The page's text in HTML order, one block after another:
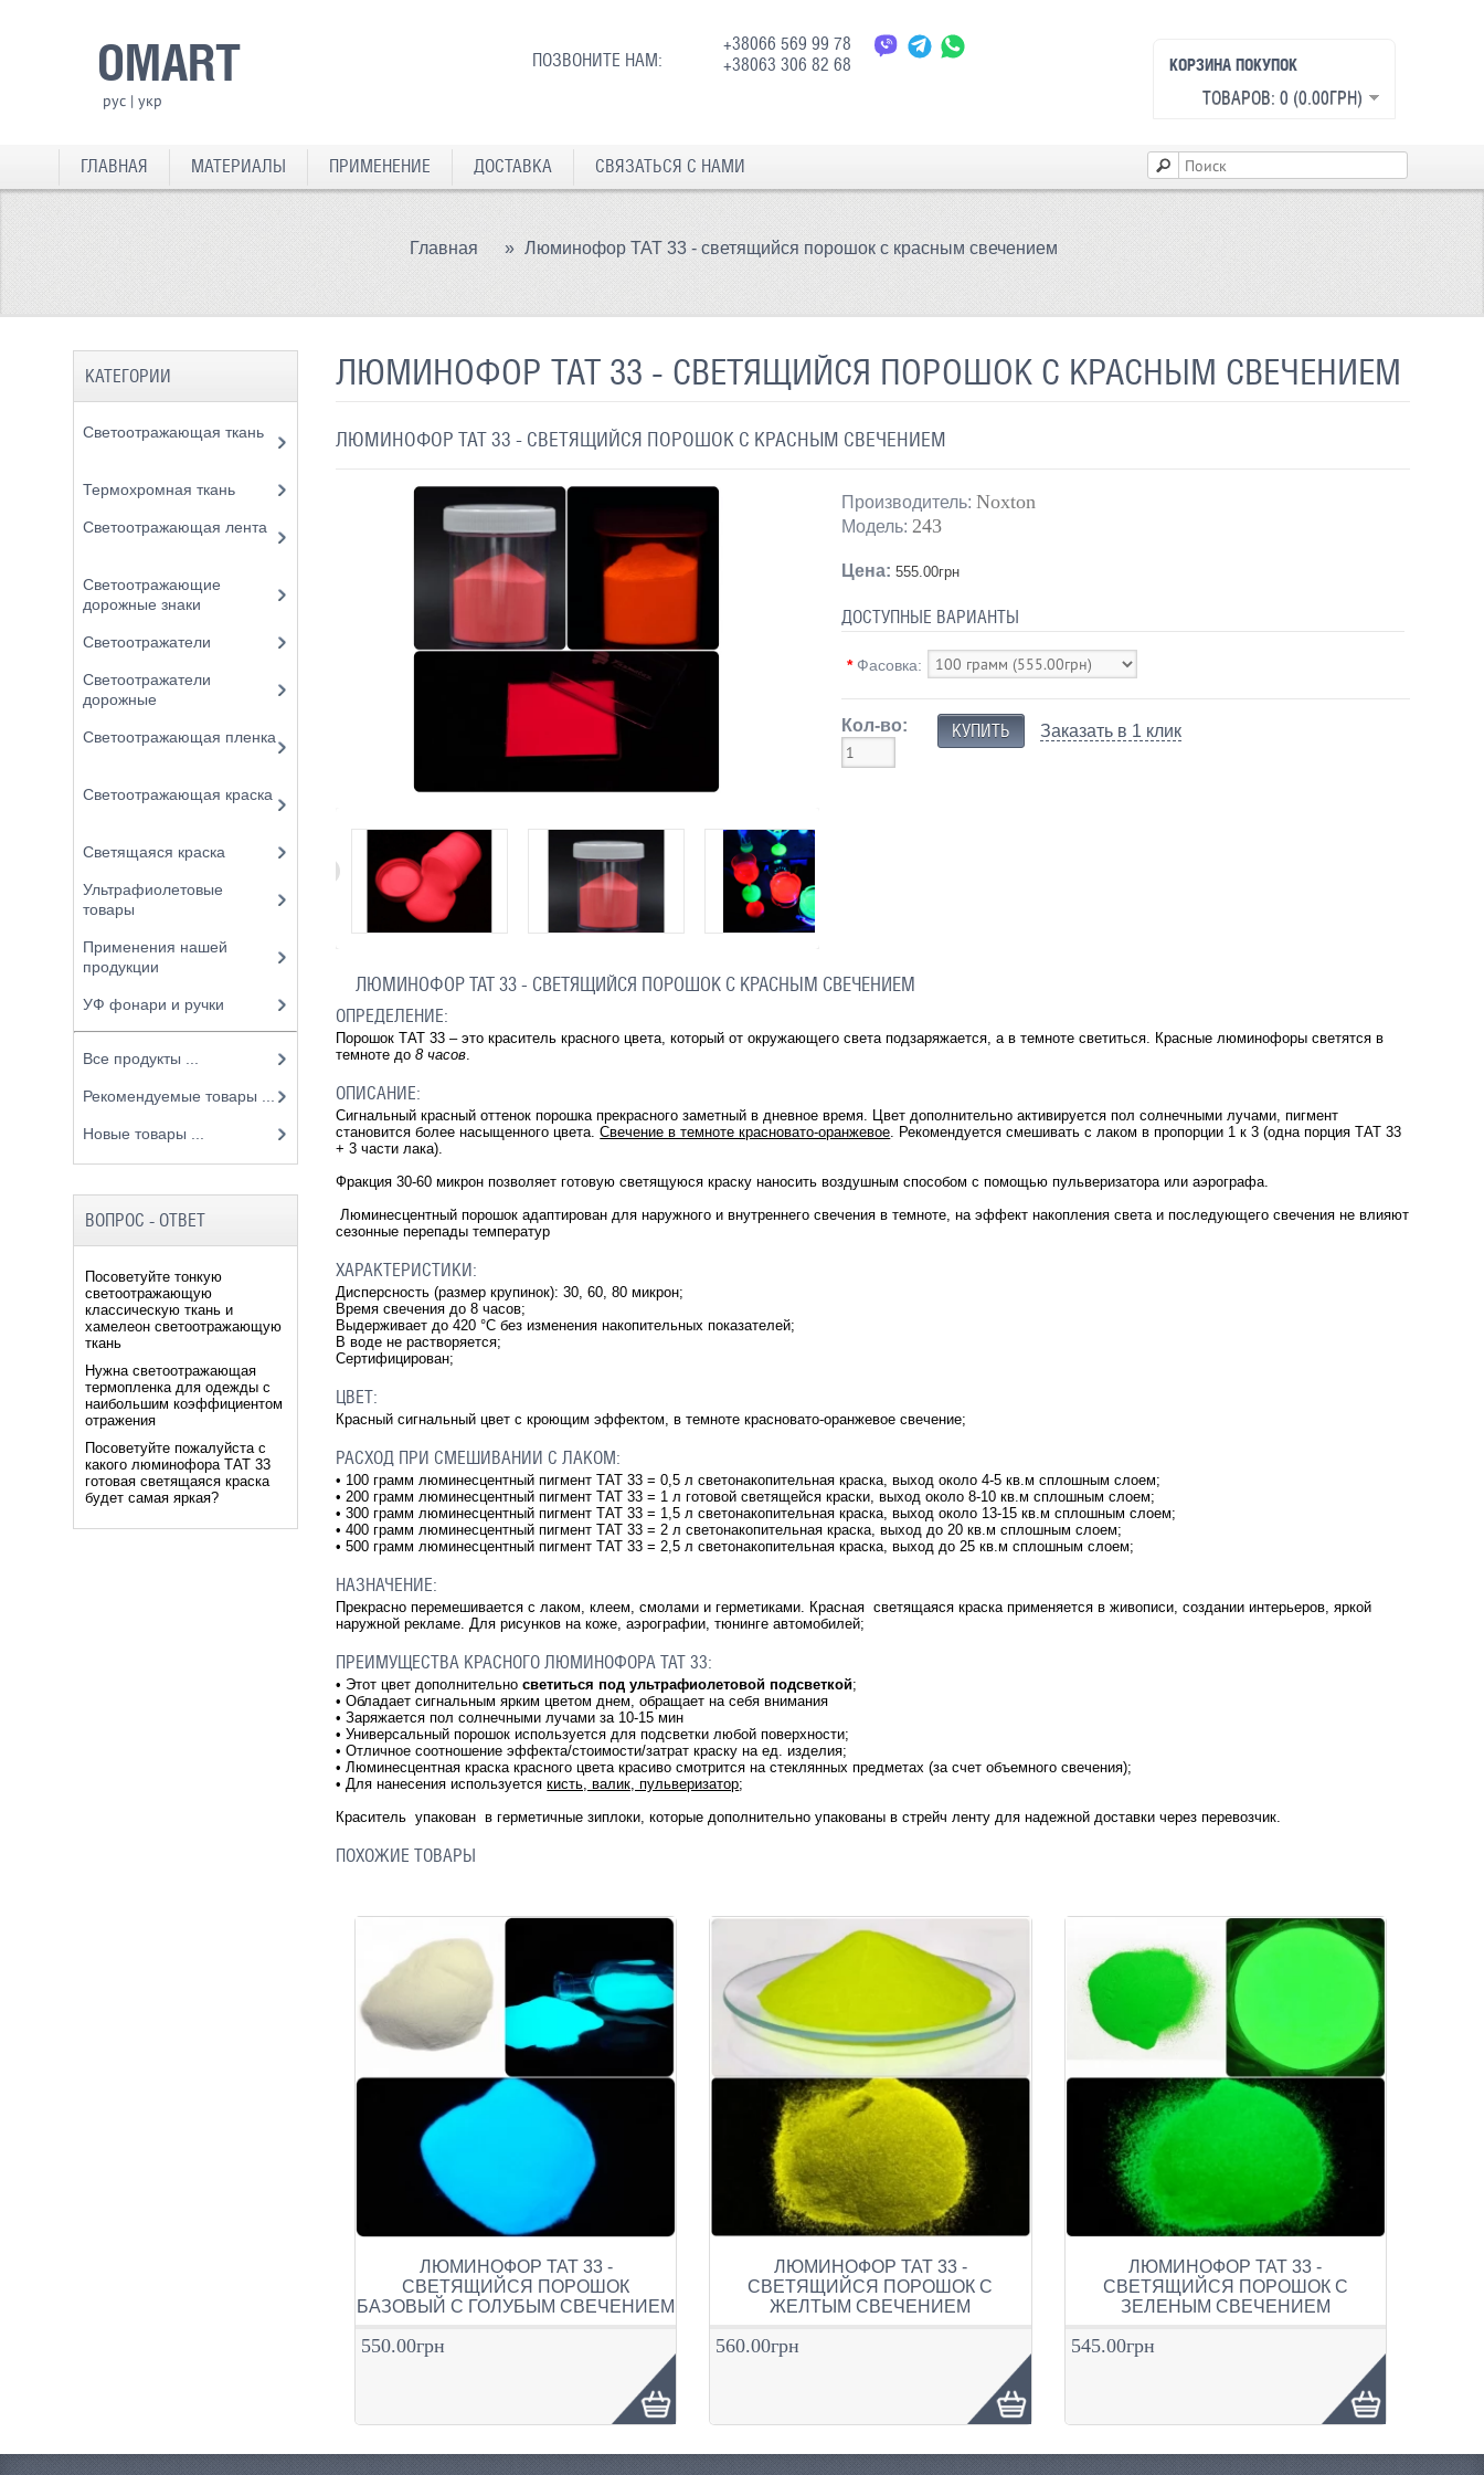
OMART
рус |укр
ПОЗВОНИТЕ НАМ:
+38066 569 99 78
+38063 306 82 68
КОРЗИНА ПОКУПОК
ТОВАРОВ: 0 (0.00ГРН)
ГЛАВНАЯ МАТЕРИАЛЫ ПРИМЕНЕНИЕ ДОСТАВКА СВЯЗАТЬСЯ С НАМИ
Главная » Люминофор ТАТ 33 - светящийся порошок с красным свечением
ЛЮМИНОФОР ТАТ 33 - СВЕТЯЩИЙСЯ ПОРОШОК С КРАСНЫМ СВЕЧЕНИЕМ
ЛЮМИНОФОР ТАТ 33 - СВЕТЯЩИЙСЯ ПОРОШОК С КРАСНЫМ СВЕЧЕНИЕМ
Производитель: Noxton
Модель: 243
Цена: 555.00грн
ДОСТУПНЫЕ ВАРИАНТЫ
* Фасовка:
Кол-во: Заказать в 1 клик
ЛЮМИНОФОР ТАТ 33 - СВЕТЯЩИЙСЯ ПОРОШОК С КРАСНЫМ СВЕЧЕНИЕМ
ОПРЕДЕЛЕНИЕ:
Порошок ТАТ 33 – это краситель красного цвета, который от окружающего света подзаряжается, а в темноте светиться. Красные люминофоры светятся в
темноте до8 часов
ОПИСАНИЕ:
Сигнальный красный оттенок порошка прекрасного заметный в дневное время. Цвет дополнительно активируется пол солнечными лучами, пигмент
становится более насыщенного цвета.Свечение в темноте красновато-оранжевое . Рекомендуется смешивать с лаком в пропорции 1 к 3 (одна порция ТАТ 33
+ 3 части лака).
Фракция 30-60 микрон позволяет готовую светящуюся краску наносить воздушным способом с помощью пульверизатора или аэрографа.
Люминесцентный порошок адаптирован для наружного и внутреннего свечения в темноте, на эффект накопления света и последующего свечения не влияют
сезонные перепады температур
ХАРАКТЕРИСТИКИ:
Дисперсность (размер крупинок): 30, 60, 80 микрон;
Время свечения до 8 часов;
Выдерживает до 420 °C без изменения накопительных показателей;
В воде не растворяется;
Сертифицирован;
ЦВЕТ:
Красный сигнальный цвет с кроющим эффектом, в темноте красновато-оранжевое свечение;
РАСХОД ПРИ СМЕШИВАНИИ С ЛАКОМ:
• 100 грамм люминесцентный пигмент ТАТ 33 = 0,5 л светонакопительная краска, выход около 4-5 кв.м сплошным слоем;
• 200 грамм люминесцентный пигмент ТАТ 33 = 1 л готовой светящейся краски, выход около 8-10 кв.м сплошным слоем;
• 300 грамм люминесцентный пигмент ТАТ 33 = 1,5 л светонакопительная краска, выход около 13-15 кв.м сплошным слоем;
• 400 грамм люминесцентный пигмент ТАТ 33 = 2 л светонакопительная краска, выход до 20 кв.м сплошным слоем;
• 500 грамм люминесцентный пигмент ТАТ 33 = 2,5 л светонакопительная краска, выход до 25 кв.м сплошным слоем;
НАЗНАЧЕНИЕ:
Прекрасно перемешивается с лаком, клеем, смолами и герметиками. Красная светящаяся краска применяется в живописи, создании интерьеров, яркой
наружной рекламе. Для рисунков на коже, аэрографии, тюнинге автомобилей;
ПРЕИМУЩЕСТВА КРАСНОГО ЛЮМИНОФОРА ТАТ 33:
• Этот цвет дополнительносветиться под ультрафиолетовой подсветкой;
• Обладает сигнальным ярким цветом днем, обращает на себя внимания
• Заряжается пол солнечными лучами за 10-15 мин
• Универсальный порошок используется для подсветки любой поверхности;
• Отличное соотношение эффекта/стоимости/затрат краску на ед. изделия;
• Люминесцентная краска красного цвета красиво смотрится на стеклянных предметах (за счет объемного свечения);
• Для нанесения используетсякисть, валик, пульверизатор;
Краситель упакован в герметичные зиплоки, которые дополнительно упакованы в стрейч ленту для надежной доставки через перевозчик.
ПОХОЖИЕ ТОВАРЫ
ЛЮМИНОФОР ТАТ 33 -
СВЕТЯЩИЙСЯ ПОРОШОК
БАЗОВЫЙ С ГОЛУБЫМ СВЕЧЕНИЕМ
550.00грн
ЛЮМИНОФОР ТАТ 33 -
СВЕТЯЩИЙСЯ ПОРОШОК С
ЖЕЛТЫМ СВЕЧЕНИЕМ
560.00грн
ЛЮМИНОФОР ТАТ 33 -
СВЕТЯЩИЙСЯ ПОРОШОК С
ЗЕЛЕНЫМ СВЕЧЕНИЕМ
545.00грн
КАТЕГОРИИ
Светоотражающая ткань
Термохромная ткань
Светоотражающая лента
Светоотражающие
дорожные знаки
Светоотражатели
Светоотражатели
дорожные
Светоотражающая пленка
Светоотражающая краска
Светящаяся краска
Ультрафиолетовые
товары
Применения нашей
продукции
УФ фонари и ручки
Все продукты ...
Рекомендуемые товары ...
Новые товары ...
ВОПРОС - ОТВЕТ
Посоветуйте тонкую
светоотражающую
классическую ткань и
хамелеон светоотражающую
ткань
Нужна светоотражающая
термопленка для одежды с
наибольшим коэффициентом
отражения
Посоветуйте пожалуйста с
какого люминофора ТАТ 33
готовая светящаяся краска
будет самая яркая?